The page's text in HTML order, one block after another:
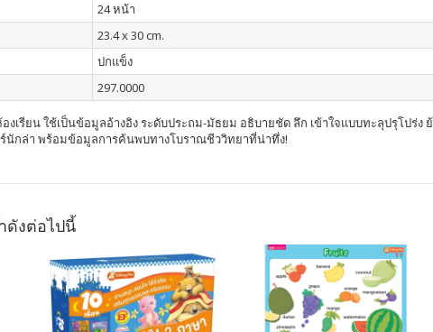
24 หน้า
23.4 x 30 cm.
ปกแข็ง
297.0000
งเรียน ใช้เป็นข้อมูลอ้างอิง ระดับประถม-มัธยม อธิบายชัด ลึก เข้าใจแบบทะลุปรุโปร่ง
นักล่า พร้อมข้อมูลการค้นพบทางโบราณชีววิทยาที่น่าทึ่ง!
ดังต่อไปนี้